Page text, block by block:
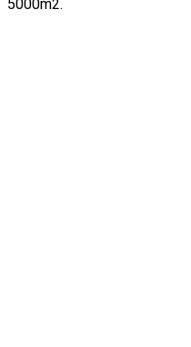
5000m2.